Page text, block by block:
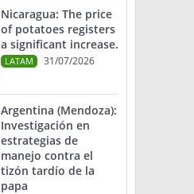
Nicaragua: The price
of potatoes registers
a significant increase.
LATAM 31/07/2026
Argentina (Mendoza):
Investigación en
estrategias de
manejo contra el
tizón tardío de la
papa